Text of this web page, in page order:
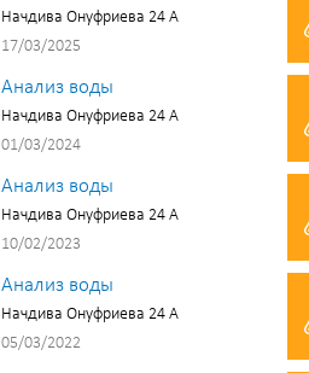
Начдива Онуфриева 24 А
17/03/2025
Анализ воды
Начдива Онуфриева 24 А
01/03/2024
Анализ воды
Начдива Онуфриева 24 А
10/02/2023
Анализ воды
Начдива Онуфриева 24 А
05/03/2022